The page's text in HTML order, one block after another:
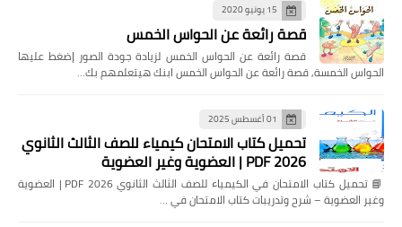
15 يونيو 2020
قصة رائعة عن الحواس الخمس
قصة رائعة عن الحواس الخمس لزيادة جودة الصور إضغط عليها
الحواس الخمسة, قصة رائعة عن الحواس الخمس ابنك هيتعلمهم بك…
01 أغسطس 2025
تحميل كتاب الامتحان كيمياء للصف الثالث الثانوي
2026 PDF | العضوية وغير العضوية
📘 تحميل كتاب الامتحان في الكيمياء للصف الثالث الثانوي 2026 PDF | العضوية
وغير العضوية – شرح وتدريبات كتاب الامتحان في …